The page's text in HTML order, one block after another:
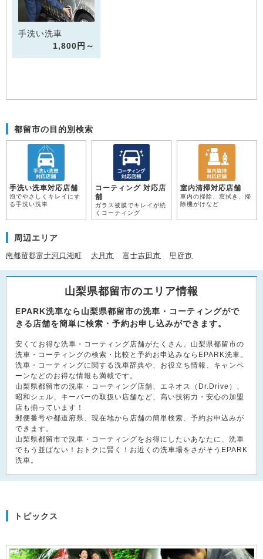
手洗い洗車
1,800円～
都留市の目的別検索
手洗い洗車対応店舗
泡でやさしくキレイにす
る手洗い洗車
コーティング 対応店
舗
ガラス被膜でキレイが続
くコーティング
室内清掃対応店舗
車内の掃除、窓拭き、掃
除機がけなど
周辺エリア
南都留郡富士河口湖町 大月市 富士吉田市 甲府市
山梨県都留市のエリア情報
EPARK洗車なら山梨県都留市の洗車・コーティングがで
きる店舗を簡単に検索・予約お申し込みができます。
安くてお得な洗車・コーティング店舗がたくさん。山梨県都留市の
洗車・コーティングの検索・比較と予約お申込みならEPARK洗車。
洗車・コーティングに関する洗車辞典や、お役立ち情報、キャンペ
ーンなどのお得な情報も満載です。
山梨県都留市の洗車・コーティング店舗、エネオス（Dr.Drive）、
昭和シェル、キーパーの取扱い店舗など、高い技術力・安心の加盟
店も揃っています！
郵便番号や都道府県、現在地から店舗の簡単検索、予約お申込みが
できます。
山梨県都留市で洗車・コーティングをお得にしたいあなたに、洗車
でもう並ばない！おトクに賢く！お近くの洗車場をさがそうEPARK
洗車。
トピックス